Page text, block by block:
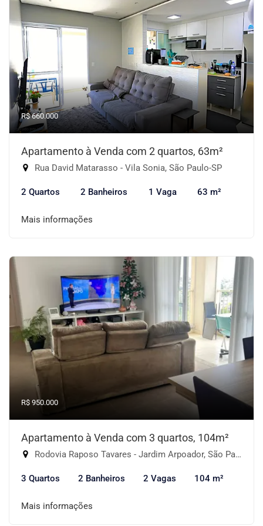
R$ 660.000
Apartamento à Venda com 2 quartos, 63m²
Rua David Matarasso - Vila Sonia, São Paulo-SP
2 Quartos 2 Banheiros 1 Vaga 63 m²
Mais informações
R$ 950.000
Apartamento à Venda com 3 quartos, 104m²
Rodovia Raposo Tavares - Jardim Arpoador, São Paulo-SP
3 Quartos 2 Banheiros 2 Vagas 104 m²
Mais informações